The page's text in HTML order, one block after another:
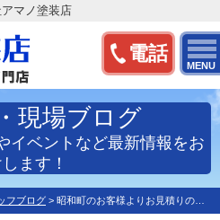
電話
MENU
マノ塗装店
現場ブログ
イベントなど最新情報をお
ます！
フブログ > 昭和町のお客様よりお見積りのご依頼をいただきました。